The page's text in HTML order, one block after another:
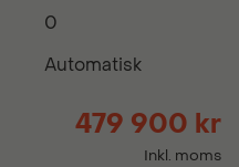
0
Automatisk
479 900 kr
Inkl. moms